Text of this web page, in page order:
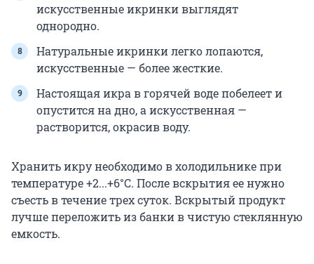
искусственные икринки выглядят
однородно.
Натуральные икринки легко лопаются,
искусственные — более жесткие.
Настоящая икра в горячей воде побелеет и
опустится на дно, а искусственная —
растворится, окрасив воду.
Хранить икру необходимо в холодильнике при
температуре +2...+6°С. После вскрытия ее нужно
съесть в течение трех суток. Вскрытый продукт
лучше переложить из банки в чистую стеклянную
емкость.